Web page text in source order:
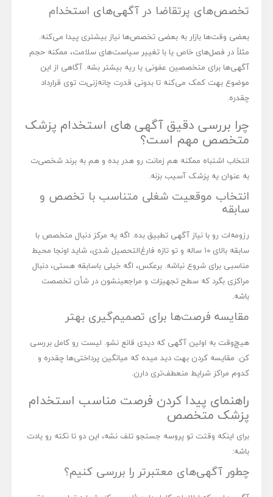
تخصص‌های پرتقاضا در آگهی‌های استخدام
بعضی وقت‌ها بازار به بعضی تخصص‌ها نیاز بیشتری پیدا می‌کنه.
مثلاً در فصل‌های خاص یا با تغییر سیاست‌های سلامت، ممکنه حجم
آگهی‌ها برای متخصصین عفونی یا ریه بیشتر بشه. آگاهی از این
موضوع بهت کمک می‌کنه تا بدونی قدرت چانه‌زنی‌ت توی قرارداد
چقدره.
چرا بررسی دقیق آگهی های استخدام پزشک
متخصص مهم است؟
انتخاب اشتباه ممکنه هم زمانت رو هدر بده و هم به برند شخصی‌ت
به عنوان یه پزشک آسیب بزنه.
انتخاب موقعیت شغلی متناسب با تخصص و
سابقه
رزومه‌ات رو با نیاز آگهی تطبیق بده. اگه یه مرکز دنبال متخصص با
سابقه بالای ۱۰ ساله و تو تازه فارغ‌التحصیل شدی، شاید اونجا محیط
مناسبی برای شروع نباشه. برعکس، اگه خیلی باسابقه هستی، دنبال
مراکزی بگرد که سطح تجهیزات و مراجعینشون در شأن تخصصت
باشه.
مقایسه فرصت‌ها برای تصمیم‌گیری بهتر
هیچ‌وقت به اولین آگهی که دیدی قانع نشو. لیست رو کامل بررسی
کن. مقایسه کردن بهت دید میده که میانگین پرداختی‌ها چقدره و
کدوم مراکز شرایط منعطف‌تری دارن.
راهنمای پیدا کردن فرصت مناسب استخدام
پزشک متخصص
برای اینکه وقتت تو پروسه جستجو تلف نشه، این دو تا نکته رو یادت
باشه:
چطور آگهی‌های معتبرتر را بررسی کنیم؟